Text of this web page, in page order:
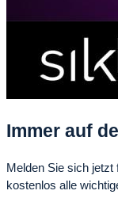
Immer auf
Melden Sie sich jetzt
kostenlos alle